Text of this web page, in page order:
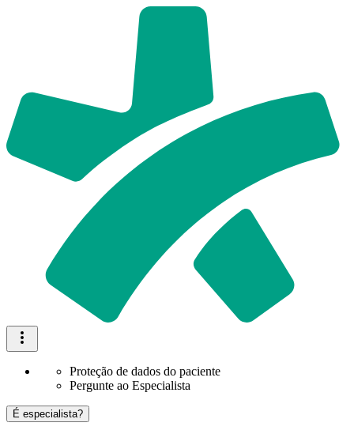
Proteção de dados do paciente
Pergunte ao Especialista
É especialista?